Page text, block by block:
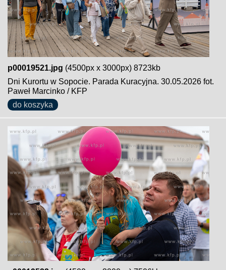
p00019521.jpg (4500px x 3000px) 8723kb
Dni Kurortu w Sopocie. Parada Kuracyjna. 30.05.2026 fot.
Paweł Marcinko / KFP
do koszyka